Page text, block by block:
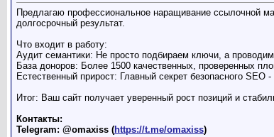
Предлагаю профессиональное наращивание ссылочной
долгосрочный результат.
Что входит в работу:
Аудит семантики: Не просто подбираем ключи, а
База доноров: Более 1500 качественных, проверенных
Естественный прирост: Главный секрет безопасного
Итог: Ваш сайт получает уверенный рост позиций и
Контакты:
Telegram: @omaxiss (https://t.me/omaxiss)